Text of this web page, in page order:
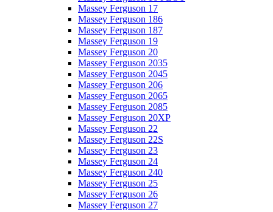
Massey Ferguson 17
Massey Ferguson 186
Massey Ferguson 187
Massey Ferguson 19
Massey Ferguson 20
Massey Ferguson 2035
Massey Ferguson 2045
Massey Ferguson 206
Massey Ferguson 2065
Massey Ferguson 2085
Massey Ferguson 20XP
Massey Ferguson 22
Massey Ferguson 22S
Massey Ferguson 23
Massey Ferguson 24
Massey Ferguson 240
Massey Ferguson 25
Massey Ferguson 26
Massey Ferguson 27